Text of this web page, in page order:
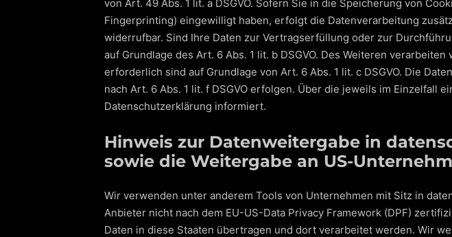
von Art. 49 Abs. 1 lit. a DSGVO. Sofern Sie in die Speicherung von
Fingerprinting) eingewilligt haben, erfolgt die Datenverarbeitung
widerrufbar. Sind Ihre Daten zur Vertragserfüllung oder zur
auf Grundlage des Art. 6 Abs. 1 lit. b DSGVO. Des Weiteren
erforderlich sind auf Grundlage von Art. 6 Abs. 1 lit. c DSGVO. Die
nach Art. 6 Abs. 1 lit. f DSGVO erfolgen. Über die jeweils im Einzelfall
Datenschutzerklärung informiert.
Hinweis zur Datenweitergabe in
sowie die Weitergabe an US-
Wir verwenden unter anderem Tools von Unternehmen mit Sitz in
Anbieter nicht nach dem EU-US-Data Privacy Framework (DPF)
Daten in diese Staaten übertragen und dort verarbeitet werden. Wir